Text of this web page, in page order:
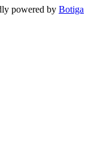
powered by Botiga